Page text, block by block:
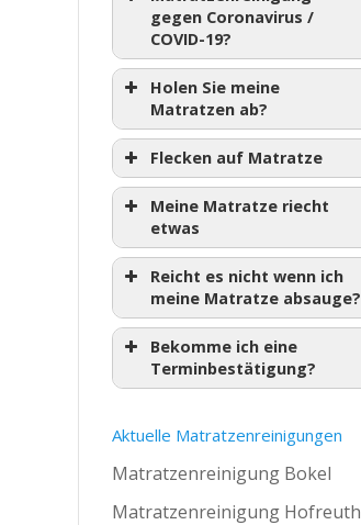
gegen Coronavirus /
COVID-19?
Holen Sie meine
Matratzen ab?
Flecken auf Matratze
Meine Matratze riecht
etwas
Reicht es nicht wenn ich
meine Matratze absauge?
Bekomme ich eine
Terminbestätigung?
Aktuelle Matratzenreinigungen
Matratzenreinigung Bokel
Matratzenreinigung Hofreuth